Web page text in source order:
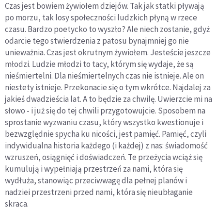
Czas jest bowiem żywiołem dziejów. Tak jak statki pływają
po morzu, tak losy społeczności ludzkich płyną w rzece
czasu. Bardzo poetycko to wyszło? Ale niech zostanie, gdyż
odarcie tego stwierdzenia z patosu bynajmniej go nie
unieważnia. Czas jest okrutnym żywiołem. Jesteście jeszcze
młodzi. Ludzie młodzi to tacy, którym się wydaje, że są
nieśmiertelni. Dla nieśmiertelnych czas nie istnieje. Ale on
niestety istnieje. Przekonacie się o tym wkrótce. Najdalej za
jakieś dwadzieścia lat. A to będzie za chwilę. Uwierzcie mi na
słowo - i już się do tej chwili przygotowujcie. Sposobem na
sprostanie wyzwaniu czasu, który wszystko kwestionuje i
bezwzględnie spycha ku nicości, jest pamięć. Pamięć, czyli
indywidualna historia każdego (i każdej) z nas: świadomość
wzruszeń, osiągnięć i doświadczeń. Te przeżycia wciąż się
kumulują i wypełniają przestrzeń za nami, która się
wydłuża, stanowiąc przeciwwagę dla pełnej planów i
nadziei przestrzeni przed nami, która się nieubłaganie
skraca.